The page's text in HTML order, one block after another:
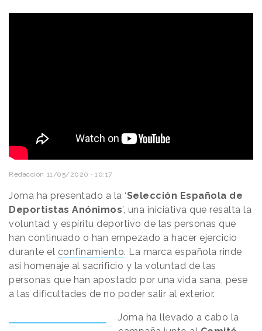
Redacción 11/05/2020 · 10:17
Joma ha presentado a la ‘Selección Española de
Deportistas Anónimos’, una iniciativa que resalta la
voluntad y espíritu deportivo de las personas que
han continuado o han empezado a hacer ejercicio
durante el confinamiento. La marca española rinde
así homenaje al sacrificio y la voluntad de las
personas que han apostado por una vida sana, pese
a las dificultades de no poder salir al exterior.
Joma ha llevado a cabo la